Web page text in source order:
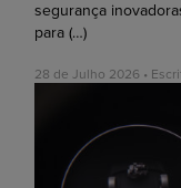
segurança
para (…)
28 de Julho 2026 •